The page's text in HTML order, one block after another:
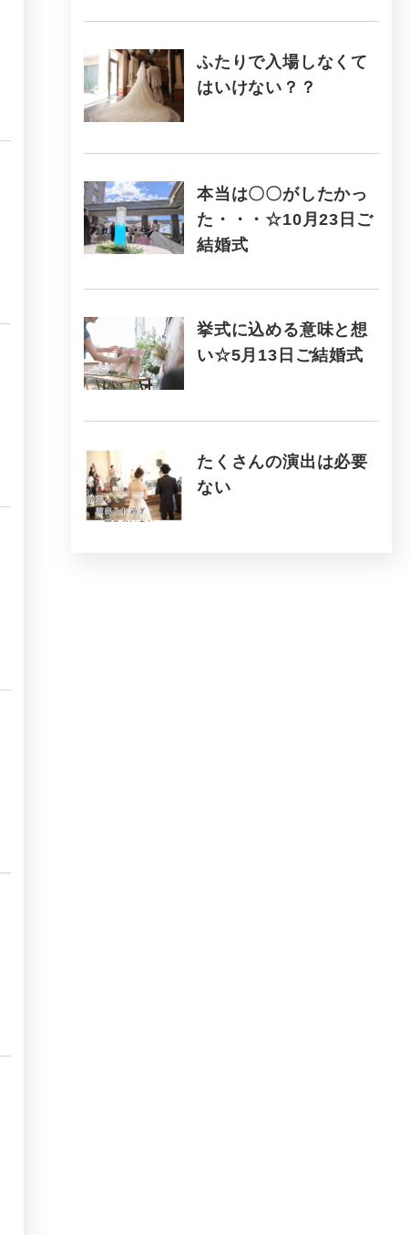
ふたりで入場しなくて
はいけない？？
本当は〇〇がしたかっ
た・・・☆10月23日ご
結婚式
挙式に込める意味と想
い☆5月13日ご結婚式
たくさんの演出は必要
ない